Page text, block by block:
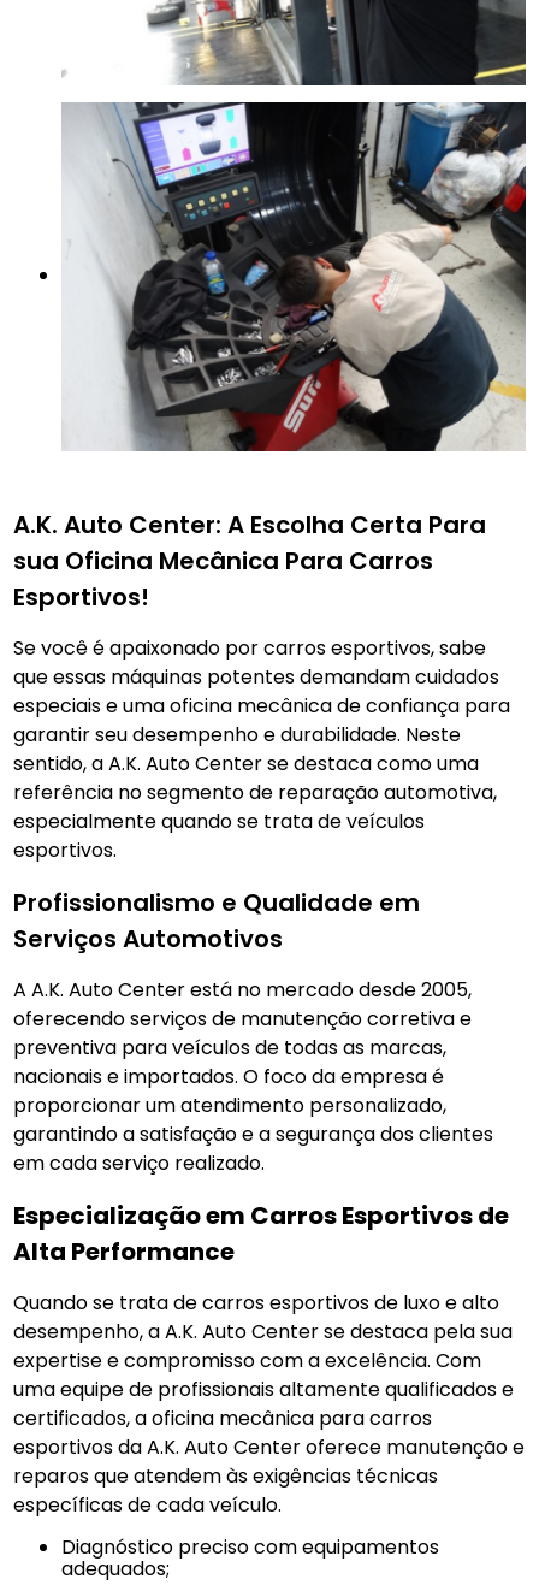
A.K. Auto Center: A Escolha Certa Para
sua Oficina Mecânica Para Carros
Esportivos!
Se você é apaixonado por carros esportivos, sabe
que essas máquinas potentes demandam cuidados
especiais e uma oficina mecânica de confiança para
garantir seu desempenho e durabilidade. Neste
sentido, a A.K. Auto Center se destaca como uma
referência no segmento de reparação automotiva,
especialmente quando se trata de veículos
esportivos.
Profissionalismo e Qualidade em
Serviços Automotivos
A A.K. Auto Center está no mercado desde 2005,
oferecendo serviços de manutenção corretiva e
preventiva para veículos de todas as marcas,
nacionais e importados. O foco da empresa é
proporcionar um atendimento personalizado,
garantindo a satisfação e a segurança dos clientes
em cada serviço realizado.
Especialização em Carros Esportivos de
Alta Performance
Quando se trata de carros esportivos de luxo e alto
desempenho, a A.K. Auto Center se destaca pela sua
expertise e compromisso com a excelência. Com
uma equipe de profissionais altamente qualificados e
certificados, a oficina mecânica para carros
esportivos da A.K. Auto Center oferece manutenção e
reparos que atendem às exigências técnicas
específicas de cada veículo.
Diagnóstico preciso com equipamentos
adequados;